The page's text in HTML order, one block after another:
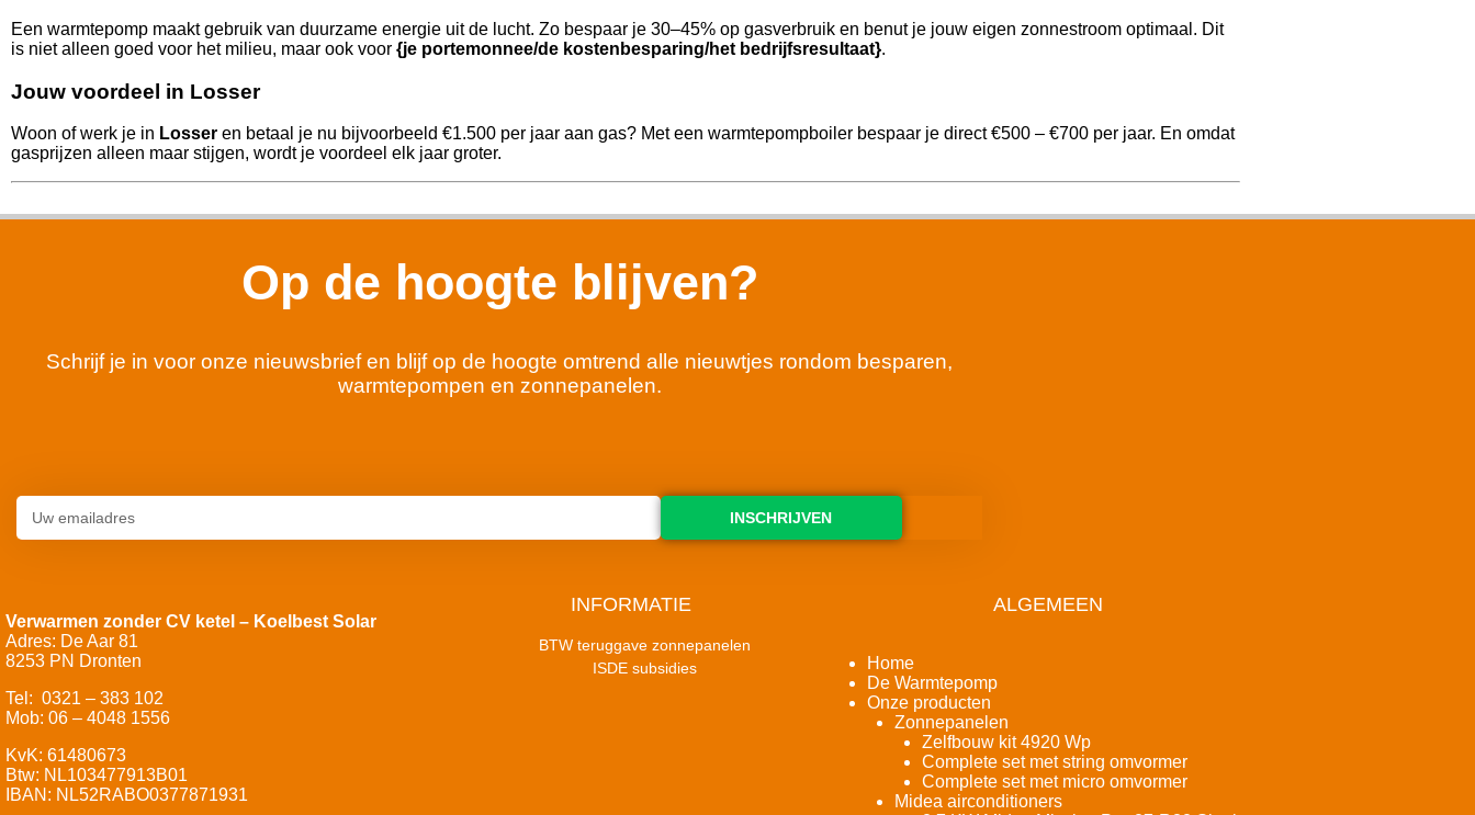
Een warmtepomp maakt gebruik van duurzame energie uit de lucht. Zo bespaar je 30–45% op gasverbruik en benut je jouw eigen zonnestroom optimaal. Dit
is niet alleen goed voor het milieu, maar ook voor {je portemonnee/de kostenbesparing/het bedrijfsresultaat}.
Jouw voordeel in Losser
Woon of werk je in Losser en betaal je nu bijvoorbeeld €1.500 per jaar aan gas? Met een warmtepompboiler bespaar je direct €500 – €700 per jaar. En omdat
gasprijzen alleen maar stijgen, wordt je voordeel elk jaar groter.
Op de hoogte blijven?
Schrijf je in voor onze nieuwsbrief en blijf op de hoogte omtrend alle nieuwtjes rondom besparen,
warmtepompen en zonnepanelen.
INSCHRIJVEN
Verwarmen zonder CV ketel – Koelbest Solar
Adres: De Aar 81
8253 PN Dronten
Tel: 0321 – 383 102
Mob: 06 – 4048 1556
KvK: 61480673
Btw: NL103477913B01
IBAN: NL52RABO0377871931
INFORMATIE
BTW teruggave zonnepanelen
ISDE subsidies
ALGEMEEN
Home
De Warmtepomp
Onze producten
Zonnepanelen
Zelfbouw kit 4920 Wp
Complete set met string omvormer
Complete set met micro omvormer
Midea airconditioners